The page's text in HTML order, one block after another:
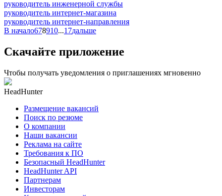
руководитель инженерной службы
руководитель интернет-магазина
руководитель интернет-направления
В начало678910...17дальше
Скачайте приложение
Чтобы получать уведомления о приглашениях мгновенно
HeadHunter
Размещение вакансий
Поиск по резюме
О компании
Наши вакансии
Реклама на сайте
Требования к ПО
Безопасный HeadHunter
HeadHunter API
Партнерам
Инвесторам